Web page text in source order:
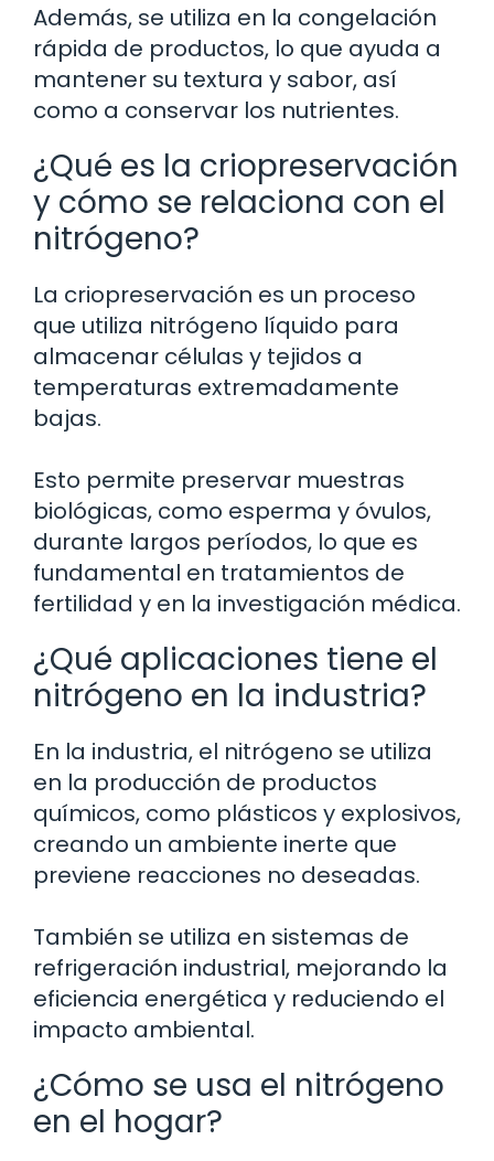
Además, se utiliza en la congelación
rápida de productos, lo que ayuda a
mantener su textura y sabor, así
como a conservar los nutrientes.
¿Qué es la criopreservación
y cómo se relaciona con el
nitrógeno?
La criopreservación es un proceso
que utiliza nitrógeno líquido para
almacenar células y tejidos a
temperaturas extremadamente
bajas.
Esto permite preservar muestras
biológicas, como esperma y óvulos,
durante largos períodos, lo que es
fundamental en tratamientos de
fertilidad y en la investigación médica.
¿Qué aplicaciones tiene el
nitrógeno en la industria?
En la industria, el nitrógeno se utiliza
en la producción de productos
químicos, como plásticos y explosivos,
creando un ambiente inerte que
previene reacciones no deseadas.
También se utiliza en sistemas de
refrigeración industrial, mejorando la
eficiencia energética y reduciendo el
impacto ambiental.
¿Cómo se usa el nitrógeno
en el hogar?